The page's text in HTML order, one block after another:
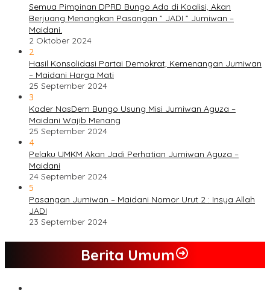
Semua Pimpinan DPRD Bungo Ada di Koalisi, Akan
Berjuang Menangkan Pasangan ” JADI ” Jumiwan –
Maidani.
2 Oktober 2024
2
Hasil Konsolidasi Partai Demokrat, Kemenangan Jumiwan
– Maidani Harga Mati
25 September 2024
3
Kader NasDem Bungo Usung Misi Jumiwan Aguza –
Maidani Wajib Menang
25 September 2024
4
Pelaku UMKM Akan Jadi Perhatian Jumiwan Aguza –
Maidani
24 September 2024
5
Pasangan Jumiwan – Maidani Nomor Urut 2 : Insya Allah
JADI
23 September 2024
Berita Umum